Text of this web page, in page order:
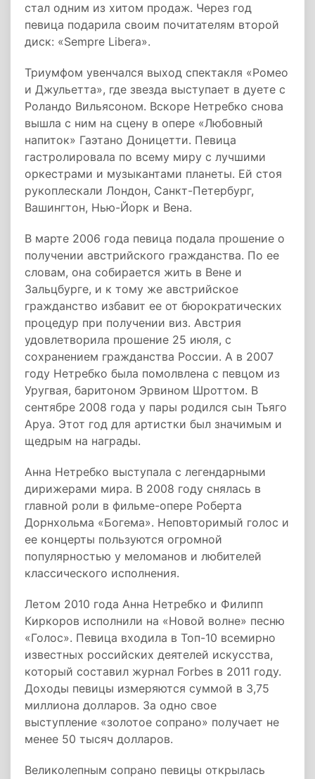
стал одним из хитом продаж. Через год
певица подарила своим почитателям второй
диск: «Sempre Libera».
Триумфом увенчался выход спектакля «Ромео
и Джульетта», где звезда выступает в дуете с
Роландо Вильясоном. Вскоре Нетребко снова
вышла с ним на сцену в опере «Любовный
напиток» Гаэтано Доницетти. Певица
гастролировала по всему миру с лучшими
оркестрами и музыкантами планеты. Ей стоя
рукоплескали Лондон, Санкт-Петербург,
Вашингтон, Нью-Йорк и Вена.
В марте 2006 года певица подала прошение о
получении австрийского гражданства. По ее
словам, она собирается жить в Вене и
Зальцбурге, и к тому же австрийское
гражданство избавит ее от бюрократических
процедур при получении виз. Австрия
удовлетворила прошение 25 июля, с
сохранением гражданства России. А в 2007
году Нетребко была помолвлена с певцом из
Уругвая, баритоном Эрвином Шроттом. В
сентябре 2008 года у пары родился сын Тьяго
Аруа. Этот год для артистки был значимым и
щедрым на награды.
Анна Нетребко выступала с легендарными
дирижерами мира. В 2008 году снялась в
главной роли в фильме-опере Роберта
Дорнхольма «Богема». Неповторимый голос и
ее концерты пользуются огромной
популярностью у меломанов и любителей
классического исполнения.
Летом 2010 года Анна Нетребко и Филипп
Киркоров исполнили на «Новой волне» песню
«Голос». Певица входила в Топ-10 всемирно
известных российских деятелей искусства,
который составил журнал Forbes в 2011 году.
Доходы певицы измеряются суммой в 3,75
миллиона долларов. За одно свое
выступление «золотое сопрано» получает не
менее 50 тысяч долларов.
Великолепным сопрано певицы открылась